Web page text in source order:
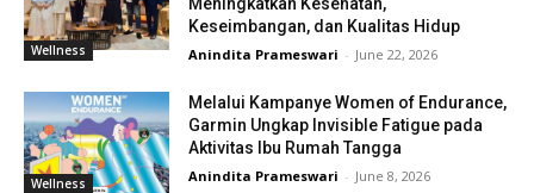
Wellness
Meningkatkan Kesehatan,
Keseimbangan, dan Kualitas Hidup
Anindita Prameswari - June 22, 2026
Wellness
Melalui Kampanye Women of Endurance,
Garmin Ungkap Invisible Fatigue pada
Aktivitas Ibu Rumah Tangga
Anindita Prameswari - June 8, 2026